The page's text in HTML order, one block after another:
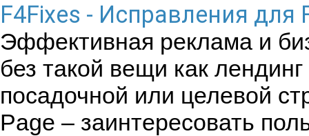
F4Fixes - Исправления для
Эффективная реклама и
без такой вещи как
посадочной или целевой
Page – заинтересовать